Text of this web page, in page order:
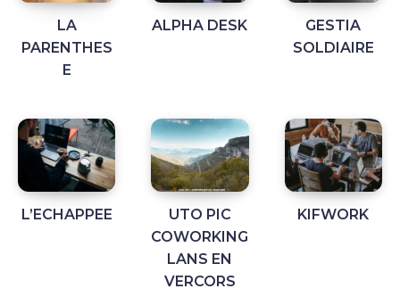
LA
PARENTHES
E
ALPHA DESK
GESTIA
SOLDIAIRE
L’ECHAPPEE
UTO PIC
COWORKING
LANS EN
VERCORS
KIFWORK